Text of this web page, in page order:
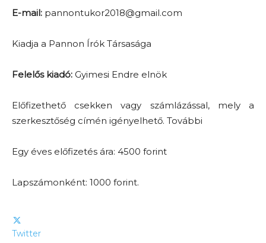
E-mail: pannontukor2018@gmail.com
Kiadja a Pannon Írók Társasága
Felelős kiadó: Gyimesi Endre elnök
Előfizethető csekken vagy számlázással, mely a
szerkesztőség címén igényelhető. További
Egy éves előfizetés ára: 4500 forint
Lapszámonként: 1000 forint.
Twitter